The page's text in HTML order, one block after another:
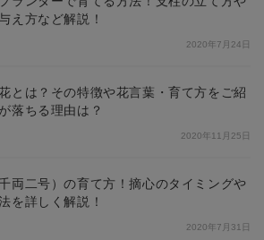
え方など解説！
2020年7月24日
とは？その特徴や花言葉・育て方をご紹
落ちる理由は？
2020年11月25日
両二号）の育て方！摘心のタイミングや
を詳しく解説！
2020年7月31日